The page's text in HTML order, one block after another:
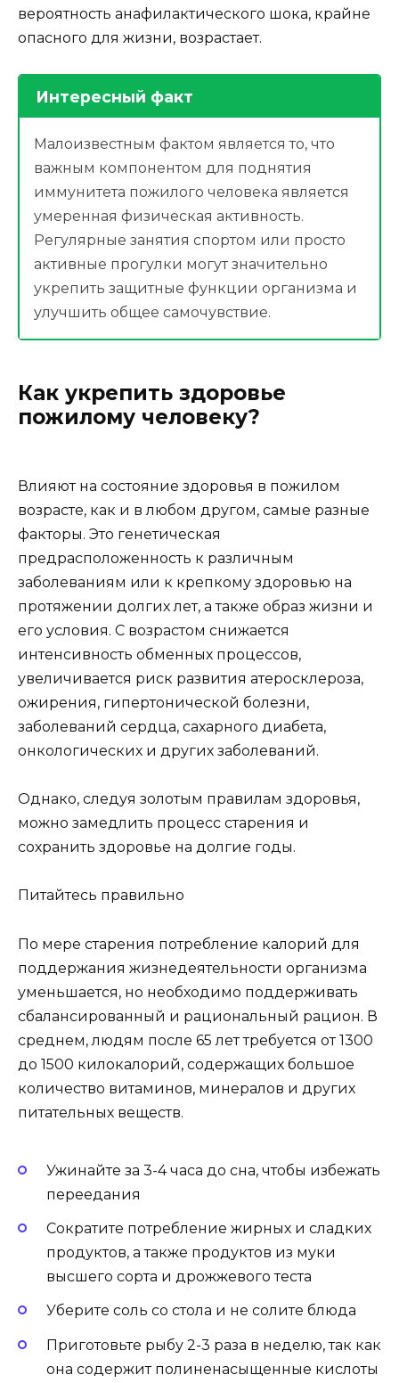
вероятность анафилактического шока, крайне
опасного для жизни, возрастает.
Интересный факт
Малоизвестным фактом является то, что
важным компонентом для поднятия
иммунитета пожилого человека является
умеренная физическая активность.
Регулярные занятия спортом или просто
активные прогулки могут значительно
укрепить защитные функции организма и
улучшить общее самочувствие.
Как укрепить здоровье
пожилому человеку?
Влияют на состояние здоровья в пожилом
возрасте, как и в любом другом, самые разные
факторы. Это генетическая
предрасположенность к различным
заболеваниям или к крепкому здоровью на
протяжении долгих лет, а также образ жизни и
его условия. С возрастом снижается
интенсивность обменных процессов,
увеличивается риск развития атеросклероза,
ожирения, гипертонической болезни,
заболеваний сердца, сахарного диабета,
онкологических и других заболеваний.
Однако, следуя золотым правилам здоровья,
можно замедлить процесс старения и
сохранить здоровье на долгие годы.
Питайтесь правильно
По мере старения потребление калорий для
поддержания жизнедеятельности организма
уменьшается, но необходимо поддерживать
сбалансированный и рациональный рацион. В
среднем, людям после 65 лет требуется от 1300
до 1500 килокалорий, содержащих большое
количество витаминов, минералов и других
питательных веществ.
Ужинайте за 3-4 часа до сна, чтобы избежать
переедания
Сократите потребление жирных и сладких
продуктов, а также продуктов из муки
высшего сорта и дрожжевого теста
Уберите соль со стола и не солите блюда
Приготовьте рыбу 2-3 раза в неделю, так как
она содержит полиненасыщенные кислоты